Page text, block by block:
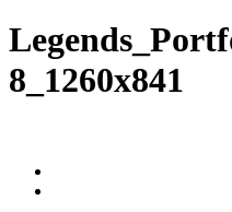
8_1260x841